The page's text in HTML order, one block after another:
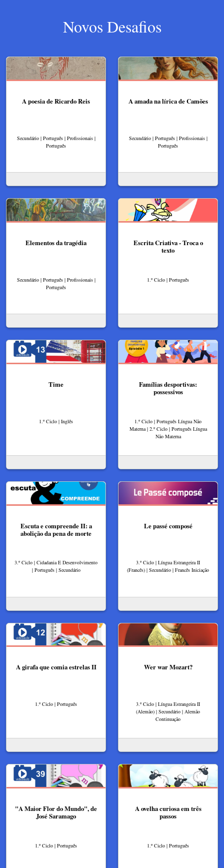
Novos Desafios
A poesia de Ricardo Reis
Secundário | Português | Profissionais |
Português
A amada na lírica de Camões
Secundário | Português | Profissionais |
Português
Elementos da tragédia
Secundário | Português | Profissionais |
Português
Escrita Criativa - Troca o
texto
1.º Ciclo | Português
Time
1.º Ciclo | Inglês
Famílias desportivas:
possessivos
1.º Ciclo | Português Língua Não
Materna | 2.º Ciclo | Português Língua
Não Materna
Escuta e compreende II: a
abolição da pena de morte
3.º Ciclo | Cidadania E Desenvolvimento
| Português | Secundário
Le passé composé
3.º Ciclo | Língua Estrangeira II
(Francês) | Secundário | Francês Iniciação
A girafa que comia estrelas II
1.º Ciclo | Português
Wer war Mozart?
3.º Ciclo | Língua Estrangeira II
(Alemão) | Secundário | Alemão
Continuação
"A Maior Flor do Mundo", de
José Saramago
1.º Ciclo | Português
A ovelha curiosa em três
passos
1.º Ciclo | Português